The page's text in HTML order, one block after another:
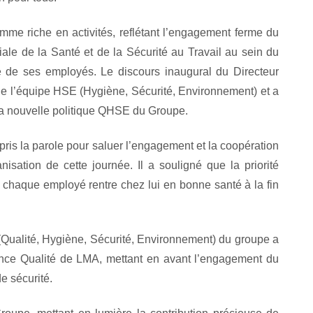
riche en activités, reflétant l’engagement ferme du
de la Santé et de la Sécurité au Travail au sein du
ses employés. Le discours inaugural du Directeur
l’équipe HSE (Hygiène, Sécurité, Environnement) et a
nouvelle politique QHSE du Groupe.
la parole pour saluer l’engagement et la coopération
de cette journée. Il a souligné que la priorité
employé rentre chez lui en bonne santé à la fin
Hygiène, Sécurité, Environnement) du groupe a
Qualité de LMA, mettant en avant l’engagement du
sécurité.